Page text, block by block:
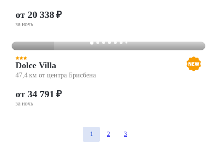
от 20 338 ₽
за ночь
Dolce Villa
47,4 км от центра Брисбена
от 34 791 ₽
за ночь
1 2 3